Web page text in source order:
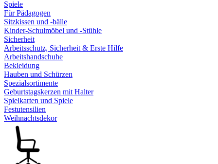
Spiele
Für Pädagogen
Sitzkissen und -bälle
Kinder-Schulmöbel und -Stühle
Sicherheit
Arbeitsschutz, Sicherheit & Erste Hilfe
Arbeitshandschuhe
Bekleidung
Hauben und Schürzen
Spezialsortimente
Geburtstagskerzen mit Halter
Spielkarten und Spiele
Festutensilien
Weihnachtsdekor